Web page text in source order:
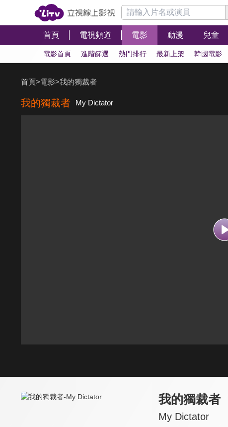
首頁 電視頻道 電影 動漫 兒童
電影首頁 進階篩選 熱門排行 最新上架 韓國電影
首頁>電影>我的獨裁者
我的獨裁者 My Dictator
我的獨裁者
My Dictator